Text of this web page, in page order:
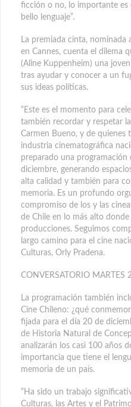
ficción o no, lo importante
bello lenguaje”.
La premiada cinta, nominada
en Cannes, cuenta el dilema
(Aline Kuppenheim) una
tras ayudar y conocer a un
sus ideas políticas.
“Este es el momento para
también recordar y respetar
Carmen Bueno, y de quienes
industria cinematográfica
preparado una programación
diciembre, generando
alta calidad y también para
memoria. Es un profundo
compromiso de los y las
de Chile en lo más alto
producciones. Seguimos
largo camino para el cine
Culturas, Orly Pradena.
CONVERSATORIO MARTES
La programación también
Cine Chileno: ¿qué
fijada para el día 20 de
de Historia Natural de
analizarán los casi 100 años
importancia que tiene el
memoria de un país.
“Ha sido un trabajo
Culturas, las Artes y el